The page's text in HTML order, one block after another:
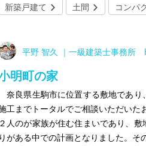
新築戸建て
土間 コンパ
平野 智久 ｜一級建築士事務所
明町の家
奈良県生駒市に位置する敷地であり
工までトータルでご相談いただい
２人のが家族が住む住まいであり、
りがある中での計画となりました。そ